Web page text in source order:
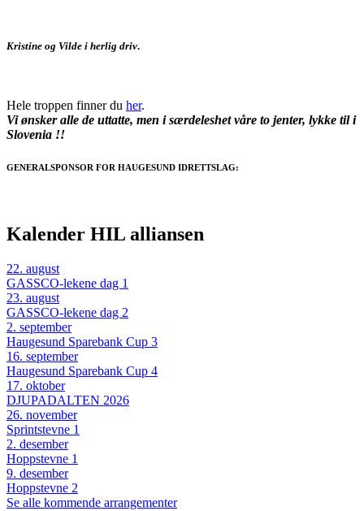
Kristine og Vilde i herlig driv.
Hele troppen finner du her.
Vi ønsker alle de uttatte, men i særdeleshet våre to jenter, lykke til i
Slovenia !!
GENERALSPONSOR FOR HAUGESUND IDRETTSLAG:
Kalender HIL alliansen
22. august
GASSCO-lekene dag 1
23. august
GASSCO-lekene dag 2
2. september
Haugesund Sparebank Cup 3
16. september
Haugesund Sparebank Cup 4
17. oktober
DJUPADALTEN 2026
26. november
Sprintstevne 1
2. desember
Hoppstevne 1
9. desember
Hoppstevne 2
Se alle kommende arrangementer